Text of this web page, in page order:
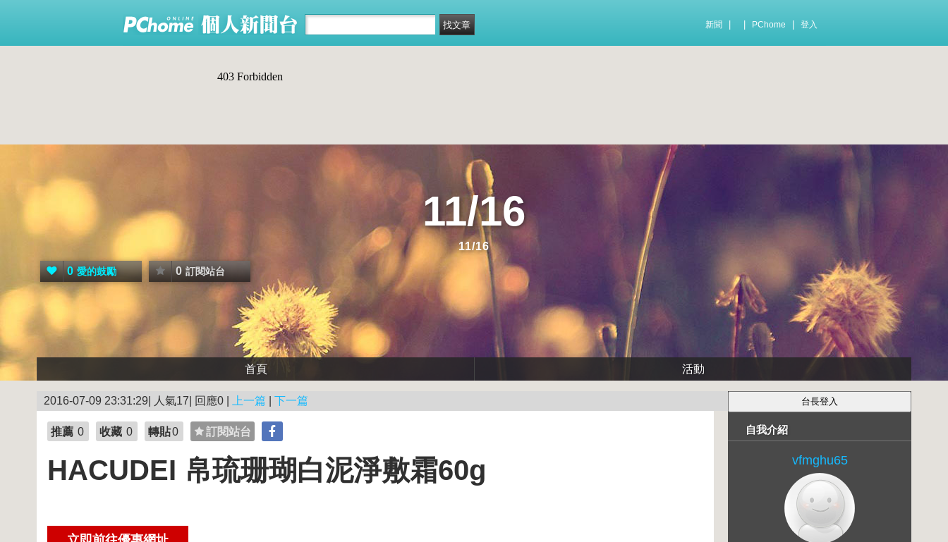
新聞 PChome 登入
11/16
11/16
0 愛的鼓勵 0 訂閱站台
首頁 活動
2016-07-09 23:31:29| 人氣17| 回應0 | 上一篇 下一篇
推薦 0 收藏 0 轉貼0 訂閱站台
HACUDEI 帛琉珊瑚白泥淨敷霜60g
自我介紹
vfmghu65